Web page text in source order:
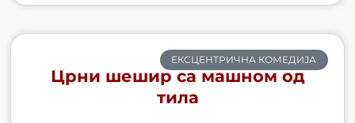
ЕКСЦЕНТРИЧНА КОМЕДИЈА
Црни шешир са машном од
тила